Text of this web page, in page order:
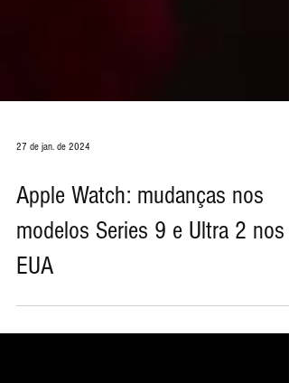
Apple Watch: mudanças nos
modelos Series 9 e Ultra 2 nos